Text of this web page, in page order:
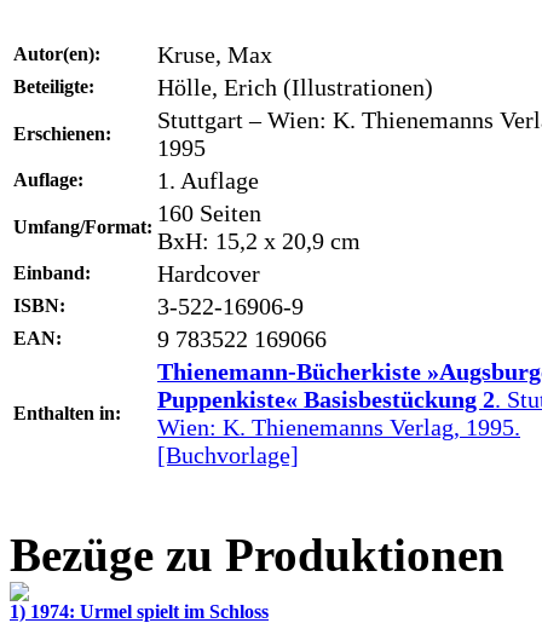
Autor(en): Kruse, Max
Beteiligte: Hölle, Erich (Illustrationen)
Erschienen:
Stuttgart – Wien: K. Thienemanns
1995
Auflage: 1. Auflage
Umfang/Format:
160 Seiten
BxH: 15,2 x 20,9 cm
Einband: Hardcover
ISBN: 3-522-16906-9
EAN: 9 783522 169066
Enthalten in:
Thienemann-Bücherkiste
Puppenkiste« Basisbestückung 2.
Wien: K. Thienemanns Verlag, 1995.
[Buchvorlage]
Bezüge zu Produktionen
1) 1974: Urmel spielt im Schloss